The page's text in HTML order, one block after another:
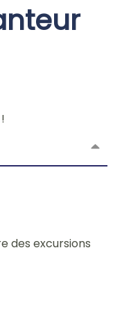
des excursions